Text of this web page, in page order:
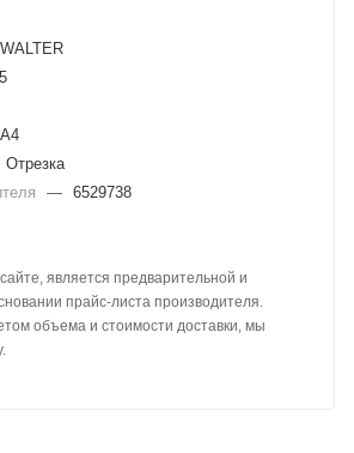
WALTER
5
Отрезка
— 6529738
является предварительной и
прайс-листа производителя.
объема и стоимости доставки, мы